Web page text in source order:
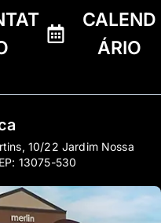
CALEND
ÁRIO
10/22 Jardim Nossa
13075-530